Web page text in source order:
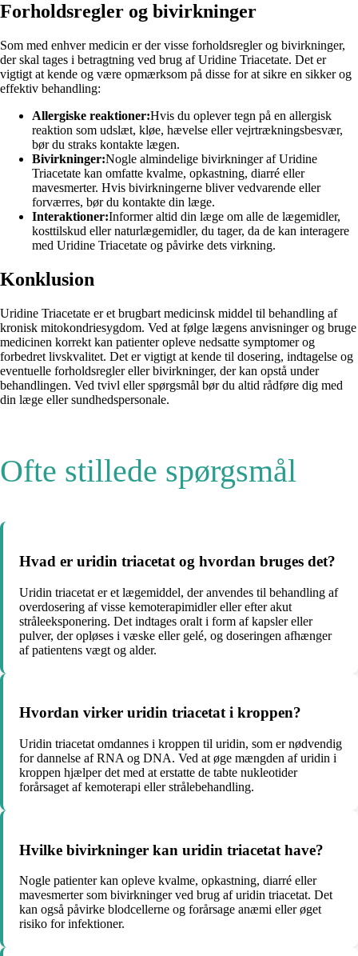
Forholdsregler og bivirkninger
Som med enhver medicin er der visse forholdsregler og bivirkninger,
der skal tages i betragtning ved brug af Uridine Triacetate. Det er
vigtigt at kende og være opmærksom på disse for at sikre en sikker og
effektiv behandling:
Allergiske reaktioner:Hvis du oplever tegn på en allergisk
reaktion som udslæt, kløe, hævelse eller vejrtrækningsbesvær,
bør du straks kontakte lægen.
Bivirkninger:Nogle almindelige bivirkninger af Uridine
Triacetate kan omfatte kvalme, opkastning, diarré eller
mavesmerter. Hvis bivirkningerne bliver vedvarende eller
forværres, bør du kontakte din læge.
Interaktioner:Informer altid din læge om alle de lægemidler,
kosttilskud eller naturlægemidler, du tager, da de kan interagere
med Uridine Triacetate og påvirke dets virkning.
Konklusion
Uridine Triacetate er et brugbart medicinsk middel til behandling af
kronisk mitokondriesygdom. Ved at følge lægens anvisninger og bruge
medicinen korrekt kan patienter opleve nedsatte symptomer og
forbedret livskvalitet. Det er vigtigt at kende til dosering, indtagelse og
eventuelle forholdsregler eller bivirkninger, der kan opstå under
behandlingen. Ved tvivl eller spørgsmål bør du altid rådføre dig med
din læge eller sundhedspersonale.
Ofte stillede spørgsmål
Hvad er uridin triacetat og hvordan bruges det?
Uridin triacetat er et lægemiddel, der anvendes til behandling af
overdosering af visse kemoterapimidler eller efter akut
stråleeksponering. Det indtages oralt i form af kapsler eller
pulver, der opløses i væske eller gelé, og doseringen afhænger
af patientens vægt og alder.
Hvordan virker uridin triacetat i kroppen?
Uridin triacetat omdannes i kroppen til uridin, som er nødvendig
for dannelse af RNA og DNA. Ved at øge mængden af uridin i
kroppen hjælper det med at erstatte de tabte nukleotider
forårsaget af kemoterapi eller strålebehandling.
Hvilke bivirkninger kan uridin triacetat have?
Nogle patienter kan opleve kvalme, opkastning, diarré eller
mavesmerter som bivirkninger ved brug af uridin triacetat. Det
kan også påvirke blodcellerne og forårsage anæmi eller øget
risiko for infektioner.